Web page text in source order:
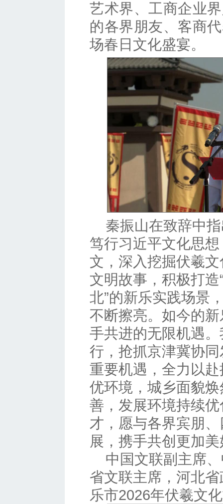
艺术界、工商企业
的各界朋友、客商
场春日文化盛宴。
秦振山在致辞中
笃行习近平文化思
文，深入挖掘伏羲
文明故事，积极打
北”的新乐实践场景
不断擦亮。如今的
手共进的无限机遇
行，抢抓京津冀协
重要机遇，全力以
优环境，城乡面貌
善，发展环境持续
才，愿与各界宾朋
展，携手共创更加
中国文联副主席
省文联主席，河北
乐市2026年伏羲文